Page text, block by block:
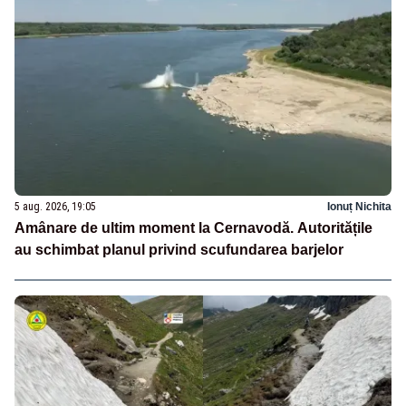
5 aug. 2026, 19:05 Ionuț Nichita
Amânare de ultim moment la Cernavodă. Autoritățile
au schimbat planul privind scufundarea barjelor